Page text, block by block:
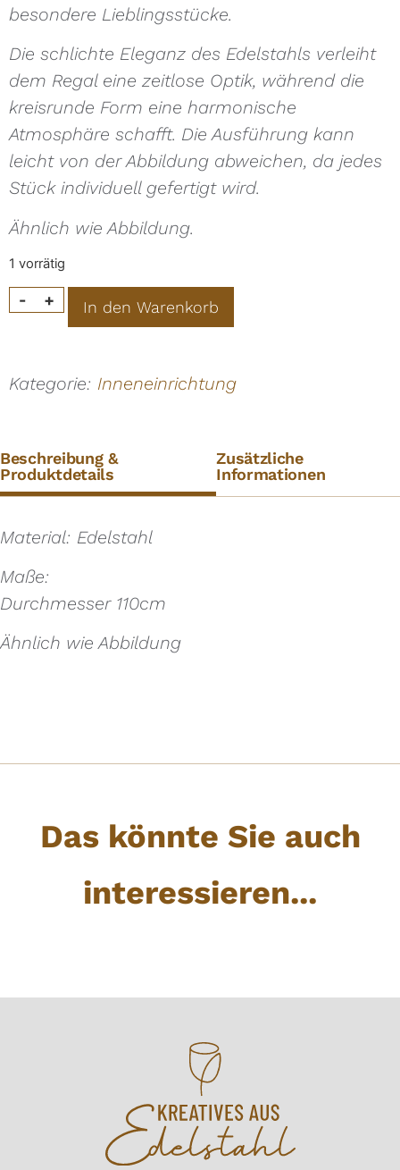
besondere Lieblingsstücke.
Die schlichte Eleganz des Edelstahls verleiht
dem Regal eine zeitlose Optik, während die
kreisrunde Form eine harmonische
Atmosphäre schafft. Die Ausführung kann
leicht von der Abbildung abweichen, da jedes
Stück individuell gefertigt wird.
Ähnlich wie Abbildung.
1 vorrätig
- + In den Warenkorb
Kategorie: Inneneinrichtung
Beschreibung &
Produktdetails
Zusätzliche
Informationen
Material: Edelstahl
Maße:
Durchmesser 110cm
Ähnlich wie Abbildung
Das könnte Sie auch
interessieren...